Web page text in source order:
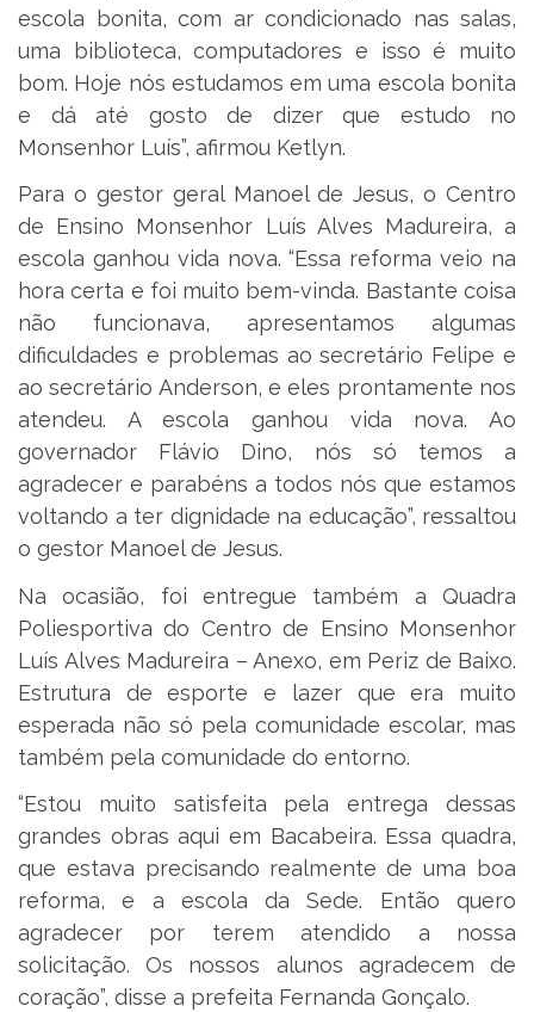
escola bonita, com ar condicionado nas salas,
uma biblioteca, computadores e isso é muito
bom. Hoje nós estudamos em uma escola bonita
e dá até gosto de dizer que estudo no
Monsenhor Luís”, afirmou Ketlyn.
Para o gestor geral Manoel de Jesus, o Centro
de Ensino Monsenhor Luís Alves Madureira, a
escola ganhou vida nova. “Essa reforma veio na
hora certa e foi muito bem-vinda. Bastante coisa
não funcionava, apresentamos algumas
dificuldades e problemas ao secretário Felipe e
ao secretário Anderson, e eles prontamente nos
atendeu. A escola ganhou vida nova. Ao
governador Flávio Dino, nós só temos a
agradecer e parabéns a todos nós que estamos
voltando a ter dignidade na educação”, ressaltou
o gestor Manoel de Jesus.
Na ocasião, foi entregue também a Quadra
Poliesportiva do Centro de Ensino Monsenhor
Luís Alves Madureira – Anexo, em Periz de Baixo.
Estrutura de esporte e lazer que era muito
esperada não só pela comunidade escolar, mas
também pela comunidade do entorno.
“Estou muito satisfeita pela entrega dessas
grandes obras aqui em Bacabeira. Essa quadra,
que estava precisando realmente de uma boa
reforma, e a escola da Sede. Então quero
agradecer por terem atendido a nossa
solicitação. Os nossos alunos agradecem de
coração”, disse a prefeita Fernanda Gonçalo.